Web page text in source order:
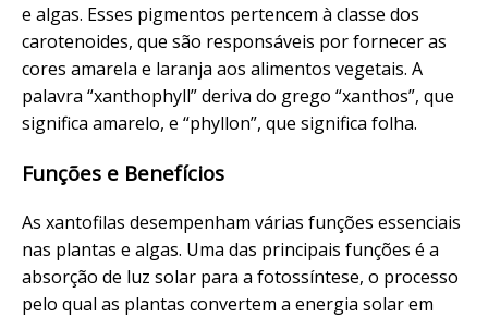
e algas. Esses pigmentos pertencem à classe dos
carotenoides, que são responsáveis por fornecer as
cores amarela e laranja aos alimentos vegetais. A
palavra “xanthophyll” deriva do grego “xanthos”, que
significa amarelo, e “phyllon”, que significa folha.
Funções e Benefícios
As xantofilas desempenham várias funções essenciais
nas plantas e algas. Uma das principais funções é a
absorção de luz solar para a fotossíntese, o processo
pelo qual as plantas convertem a energia solar em